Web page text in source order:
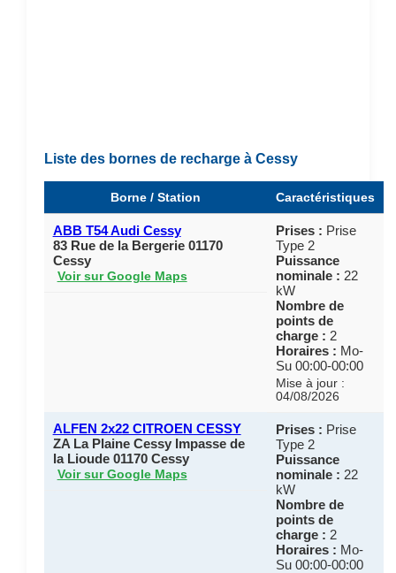
Liste des bornes de recharge à Cessy
Borne / Station Caractéristiques
ABB T54 Audi Cessy
83 Rue de la Bergerie 01170
Cessy
Voir sur Google Maps
Prises : Prise
Type 2
Puissance
nominale : 22
kW
Nombre de
points de
charge : 2
Horaires : Mo-
Su 00:00-00:00
Mise à jour :
04/08/2026
ALFEN 2x22 CITROEN CESSY
ZA La Plaine Cessy Impasse de
la Lioude 01170 Cessy
Voir sur Google Maps
Prises : Prise
Type 2
Puissance
nominale : 22
kW
Nombre de
points de
charge : 2
Horaires : Mo-
Su 00:00-00:00